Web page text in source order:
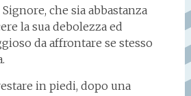
che sia abbastanza
la sua debolezza ed
da affrontare se stesso
in piedi, dopo una